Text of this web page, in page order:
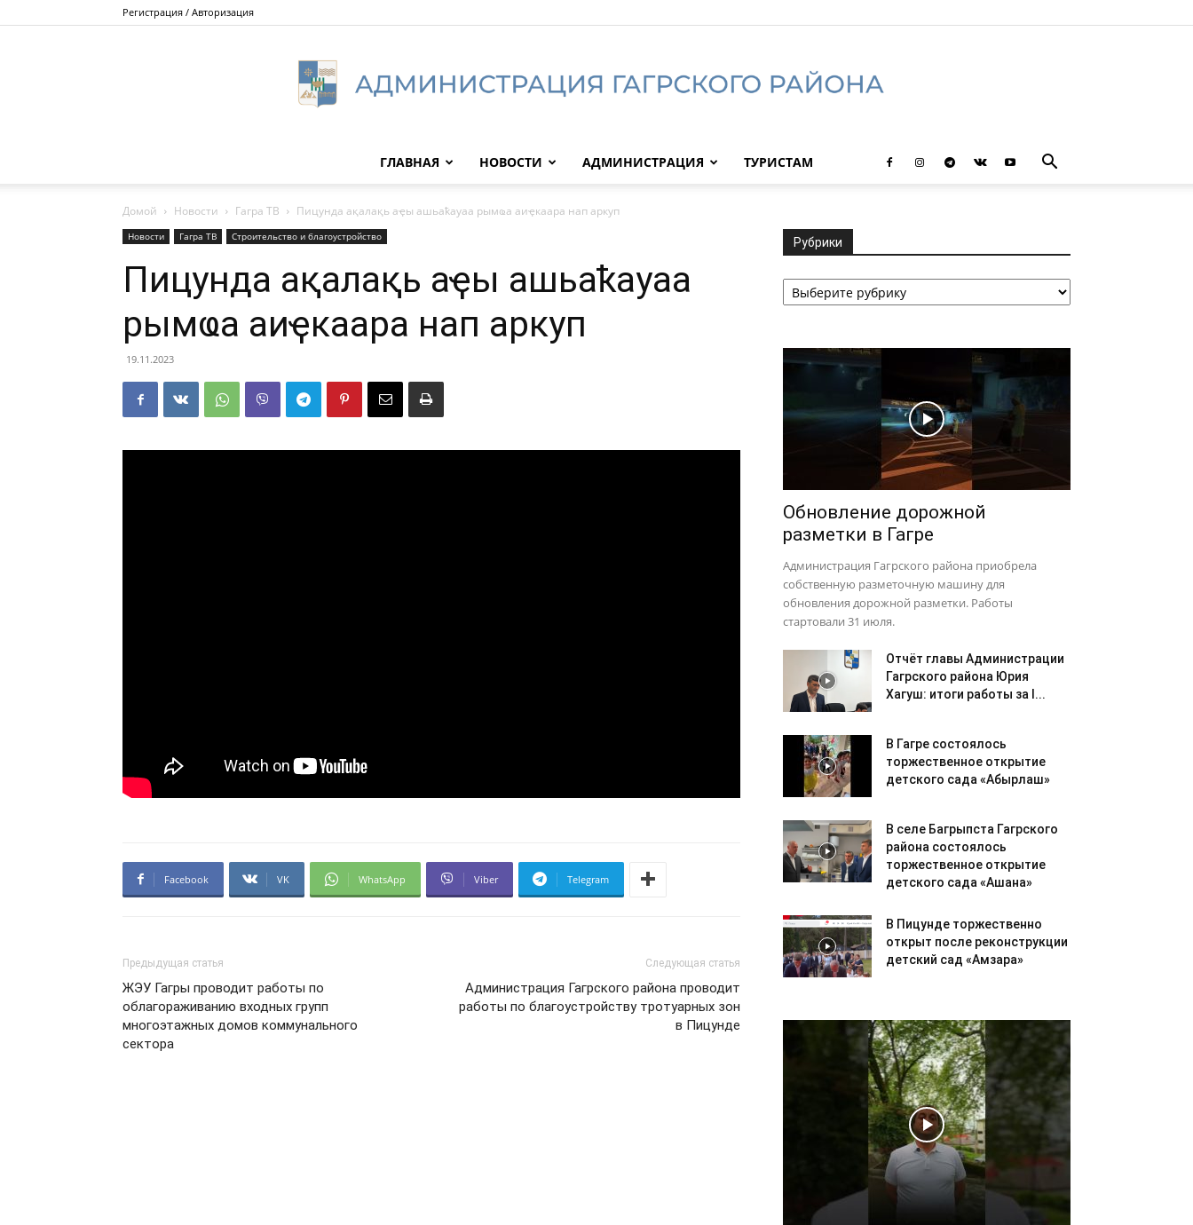
Регистрация / Авторизация
Гагрского
ГЛАВНАЯ НОВОСТИ АДМИНИСТРАЦИЯ ТУРИСТАМ
Домой Новости Гагра ТВ Пицунда ақалақь аҿы ашьаҟауаа рымҩа аиҿкаара нап аркуп
Новости Гагра ТВ Строительство и благоустройство
Пицунда ақалақь аҿы ашьаҟауаа
рымҩа аиҿкаара нап аркуп
19.11.2023
Facebook VK WhatsApp Viber Telegram
Предыдущая статья
ЖЭУ Гагры проводит работы по
облагораживанию входных групп
многоэтажных домов коммунального
сектора
Следующая статья
Администрация Гагрского района проводит
работы по благоустройству тротуарных зон
в Пицунде
Рубрики
Рубрики
Обновление дорожной
разметки в Гагре
Администрация Гагрского района приобрела
собственную разметочную машину для
обновления дорожной разметки. Работы
стартовали 31 июля.
Отчёт главы Администрации
Гагрского района Юрия
Хагуш: итоги работы за I...
В Гагре состоялось
торжественное открытие
детского сада «Абырлаш»
В селе Багрыпста Гагрского
района состоялось
торжественное открытие
детского сада «Ашана»
В Пицунде торжественно
открыт после реконструкции
детский сад «Амзара»